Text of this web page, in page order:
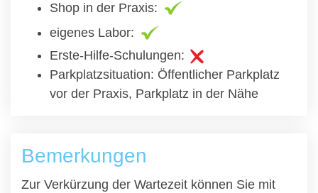
Shop in der Praxis:
eigenes Labor:
Erste-Hilfe-Schulungen:
Parkplatzsituation: Öffentlicher Parkplatz
vor der Praxis, Parkplatz in der Nähe
Bemerkungen
Zur Verkürzung der Wartezeit können Sie mit